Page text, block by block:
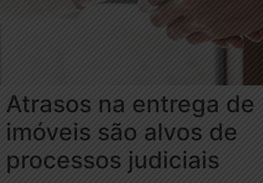
Atrasos na entrega de
imóveis são alvos de
processos judiciais